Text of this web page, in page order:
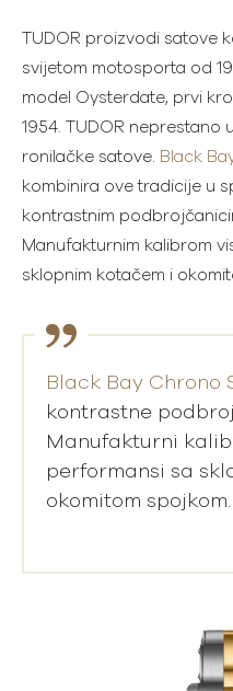
TUDOR proizvodi satove
svijetom motosporta od
model Oysterdate, prvi
1954. TUDOR
ronilačke satove. Black
kombinira ove tradicije u
kontrastnim
Manufakturnim kalibrom
sklopnim kotačem i
Black Bay Chrono
kontrastne
Manufakturni
performansi sa
okomitom spojkom.